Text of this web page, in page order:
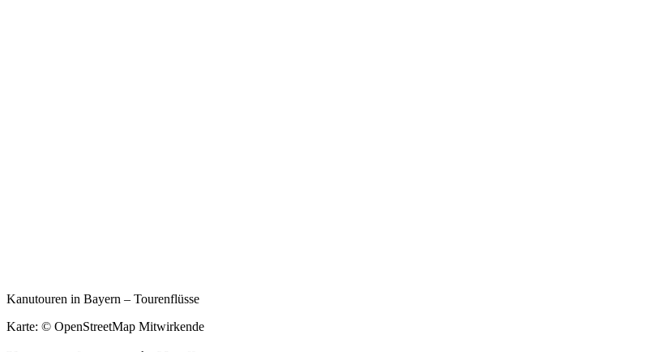
Kanutouren in Bayern – Tourenflüsse
Karte: © OpenStreetMap Mitwirkende